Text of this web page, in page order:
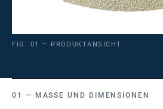
FIG. 01 — PRODUKTANSICHT
MASSE UND DIMENSIONEN